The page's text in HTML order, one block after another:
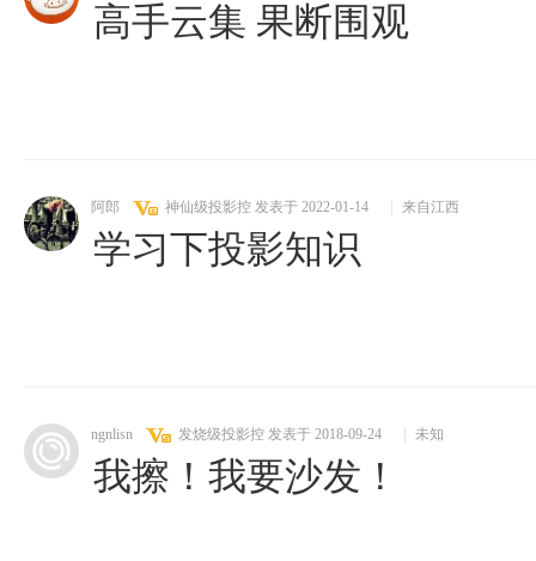
高手云集 果断围观
阿郎 神仙级投影控 发表于 2022-01-14 来自江西
学习下投影知识
ngnlisn 发烧级投影控 发表于 2018-09-24 未知
我擦！我要沙发！